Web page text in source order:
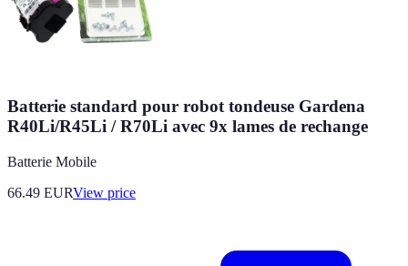
Batterie standard pour robot tondeuse Gardena
R40Li/R45Li / R70Li avec 9x lames de rechange
Batterie Mobile
66.49 EURView price